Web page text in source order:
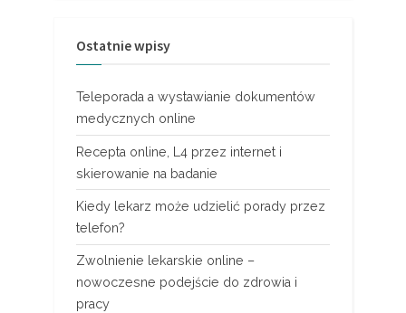
Ostatnie wpisy
Teleporada a wystawianie dokumentów
medycznych online
Recepta online, L4 przez internet i
skierowanie na badanie
Kiedy lekarz może udzielić porady przez
telefon?
Zwolnienie lekarskie online –
nowoczesne podejście do zdrowia i
pracy